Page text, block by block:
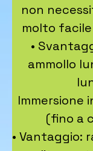
non
molto
•
ammollo
Immersione
(fino a
• Vantaggio: